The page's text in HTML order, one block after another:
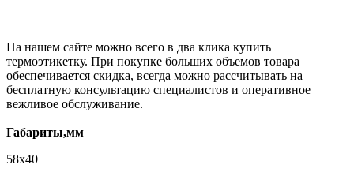
На нашем сайте можно всего в два клика купить
термоэтикетку. При покупке больших объемов товара
обеспечивается скидка, всегда можно рассчитывать на
бесплатную консультацию специалистов и оперативное
вежливое обслуживание.
Габариты,мм
58х40